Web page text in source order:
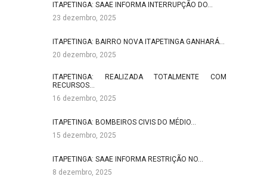
ITAPETINGA: SAAE INFORMA INTERRUPÇÃO DO…
23 dezembro, 2025
ITAPETINGA: BAIRRO NOVA ITAPETINGA GANHARÁ…
20 dezembro, 2025
ITAPETINGA: REALIZADA TOTALMENTE COM
RECURSOS…
16 dezembro, 2025
ITAPETINGA: BOMBEIROS CIVIS DO MÉDIO…
15 dezembro, 2025
ITAPETINGA: SAAE INFORMA RESTRIÇÃO NO…
8 dezembro, 2025